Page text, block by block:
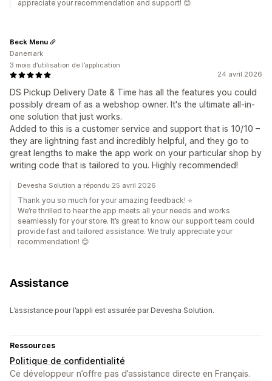
appreciate your recommendation and support! 😊
24 avril 2026
DS Pickup Delivery Date & Time has all the features you could
possibly dream of as a webshop owner. It's the ultimate all-in-
one solution that just works.
Added to this is a customer service and support that is 10/10 –
they are lightning fast and incredibly helpful, and they go to
great lengths to make the app work on your particular shop by
writing code that is tailored to you. Highly recommended!
Beck Menu
Danemark
3 mois d’utilisation de l’application
Devesha Solution a répondu 25 avril 2026
Thank you so much for your amazing feedback! ⭐
We’re thrilled to hear the app meets all your needs and works
seamlessly for your store. It’s great to know our support team could
provide fast and tailored assistance. We truly appreciate your
recommendation! 😊
Assistance
L’assistance pour l’appli est assurée par Devesha Solution.
Ressources
Politique de confidentialité
Ce développeur n’offre pas d’assistance directe en Français.